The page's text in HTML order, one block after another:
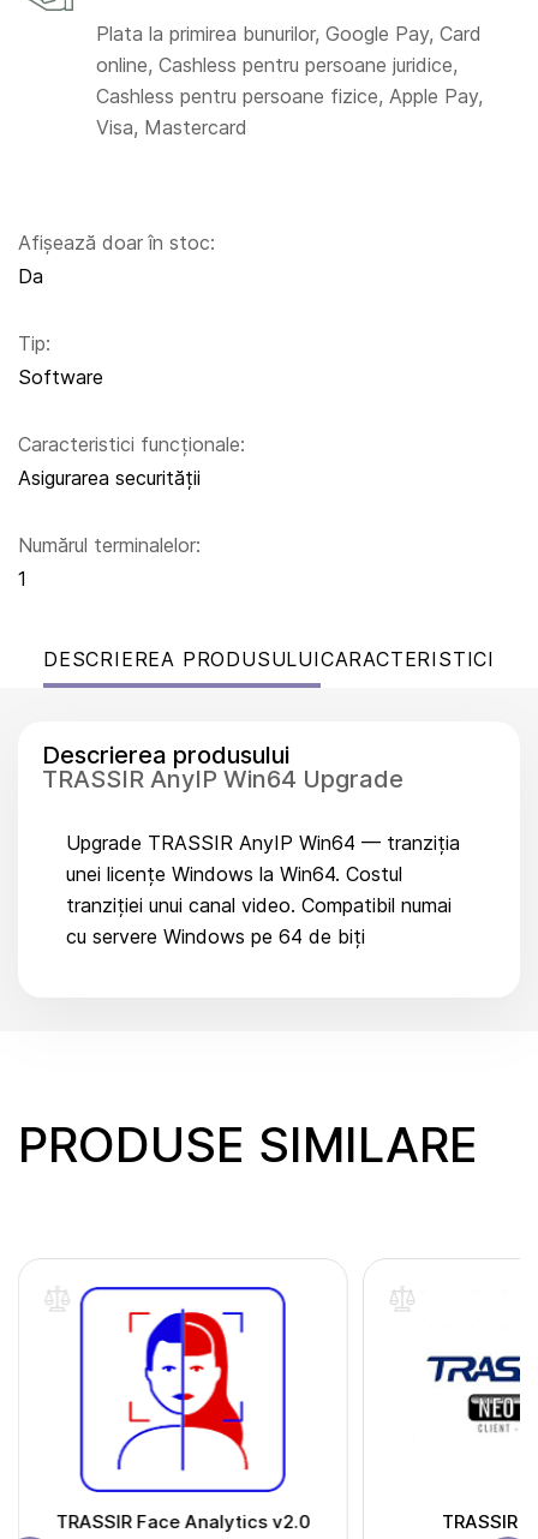
Afișează doar în stoc:
Da
Tip:
Software
Caracteristici funcționale:
Asigurarea securității
Numărul terminalelor:
1
Plata la primirea bunurilor, Google Pay, Card
online, Cashless pentru persoane juridice,
Cashless pentru persoane fizice, Apple Pay,
Visa, Mastercard
DESCRIEREA PRODUSULUICARACTERISTICI
Descrierea produsului
TRASSIR AnyIP Win64 Upgrade
Upgrade TRASSIR AnyIP Win64 — tranziția
unei licențe Windows la Win64. Costul
tranziției unui canal video. Compatibil numai
cu servere Windows pe 64 de biți
PRODUSE SIMILARE
TRASSIR Face Analytics v2.0 TRASSIR